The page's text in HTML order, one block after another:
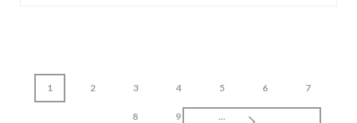
1 2 3 4 5 6 7
8 9 ...